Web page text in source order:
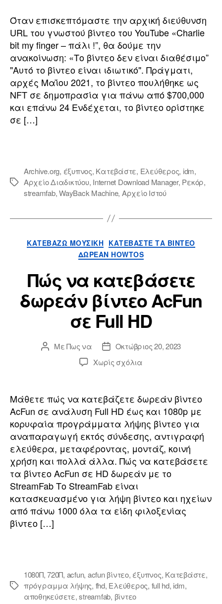
κατεβάσετε
τα
βίντεο
του
Archive.org
ΔΩΡΕΑΝ
με
το
WayBack
Machine
Όταν επισκεπτόμαστε την αρχική διεύθυνση
URL του γνωστού βίντεο του YouTube «Charlie
bit my finger – πάλι !”, θα δούμε την
ανακοίνωση: «Το βίντεο δεν είναι διαθέσιμο”
"Αυτό το βίντεο είναι ιδιωτικό". Πράγματι,
αρχές Μαΐου 2021, το βίντεο πουλήθηκε ως
NFT σε δημοπρασία για πάνω από $700,000
και επάνω 24 Ενδέχεται, το βίντεο ορίστηκε
σε […]
Ετικέτες
Archive.org, έξυπνος, Κατεβάστε, Ελεύθερος, idm,
Αρχείο Διαδικτύου, Internet Download Manager, Ρεκόρ,
streamfab,WayBack Machine, Αρχείο Ιστού
Κατηγορίες
ΚΑΤΕΒΆΖΩ ΜΟΥΣΙΚΉ ΚΑΤΕΒΆΣΤΕ ΤΑ ΒΊΝΤΕΟ
ΔΩΡΕΆΝ HOWTOS
Πώς να κατεβάσετε
δωρεάν βίντεο AcFun
σε Full HD
Συντάκτης
ανάρτησης
ΜεΠως να
Ημερομηνία
ανάρτησης
Οκτώβριος 20, 2023
Χωρίς σχόλιαεπί
κατεβάσετε
δωρεάν
βίντεο
AcFun
σε
Full
HD
Μάθετε πώς να κατεβάζετε δωρεάν βίντεο
AcFun σε ανάλυση Full HD έως και 1080p με
κορυφαία προγράμματα λήψης βίντεο για
αναπαραγωγή εκτός σύνδεσης, αντιγραφή
ελεύθερα, μεταφέροντας, μοντάζ, κοινή
χρήση και πολλά άλλα. Πώς να κατεβάσετε
τα βίντεο AcFun σε HD δωρεάν με το
StreamFab Το StreamFab είναι
κατασκευασμένο για λήψη βίντεο και ηχείων
από πάνω 1000 όλα τα είδη φιλοξενίας
βίντεο […]
Ετικέτες
1080Π,720Π, acfun, acfun βίντεο, έξυπνος, Κατεβάστε,
πρόγραμμα λήψης, fhd, Ελεύθερος, full hd, idm,
αποθηκεύσετε,streamfab, βίντεο